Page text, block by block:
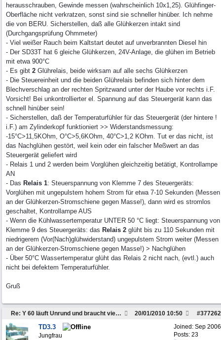
herausschrauben, Gewinde messen (wahrscheinlich 10x1,25). Glühfinger-
Oberfläche nicht verkratzen, sonst sind sie schneller hinüber. Ich nehme
die von BERU. Sicherstellen, daß alle Glühkerzen intakt sind
(Durchgangsprüfung Ohmmeter)
- Viel weißer Rauch beim Kaltstart deutet auf unverbrannten Diesel hin
- Der SD33T hat 6 gleiche Glühkerzen, 24V-Anlage, die glühen im Betrieb
mit etwa 900°C
- Es gibt 2 Glührelais, beide wirksam auf alle sechs Glühkerzen
- Die Steuereinheit und die beiden Glührelais befinden sich hinter dem
Blechverschlag an der rechten Spritzwand unter der Haube vor rechts i.F.
Vorsicht! Bei unkontrollierter el. Spannung auf das Steuergerät kann das
schnell hinüber sein!
- Sicherstellen, daß der Temperaturfühler für das Steuergerät (der hintere !
i.F.) am Zylinderkopf funktioniert >> Widerstandsmessung:
-15°C>11,5KOhm, O°C>5,6KOhm, 40°C>1,2 KOhm. Tut er das nicht, ist
das Nachglühen gestört, weil kein oder ein falscher Meßwert an das
Steuergerät geliefert wird
- Relais 1 und 2 werden beim Vorglühen gleichzeitig betätigt, Kontrollampe
AN
- Das Relais 1: Steuerspannung von Klemme 7 des Steuergeräts:
Vorglühen mit ungepulstem hohem Strom für etwa 7-10 Sekunden (Messen
an der Glühkerzen-Stromschiene gegen Masse!), dann wird es stromlos
geschaltet, Kontrollampe AUS
- Wenn die Kühlwassertemperatur UNTER 50 °C liegt: Steuerspannung von
Klemme 9 des Steuergeräts: das Relais 2 glüht bis zu 110 Sekunden mit
niedrigerem (Vor(Nach)glühwiderstand) ungepulstem Strom weiter (Messen
an der Glühkerzen-Stromschiene gegen Masse!) > Nachglühen
- Über 50°C Wassertemperatur glüht das Relais 2 nicht nach, (evtl.) auch
nicht bei defektem Temperaturfühler.
Gruß
Re: Y 60 läuft Unrund und braucht viel Sprit #377262
20/01/2010 10:50
Joined: Sep 2006
Posts: 23
TD3.3
Jungfrau